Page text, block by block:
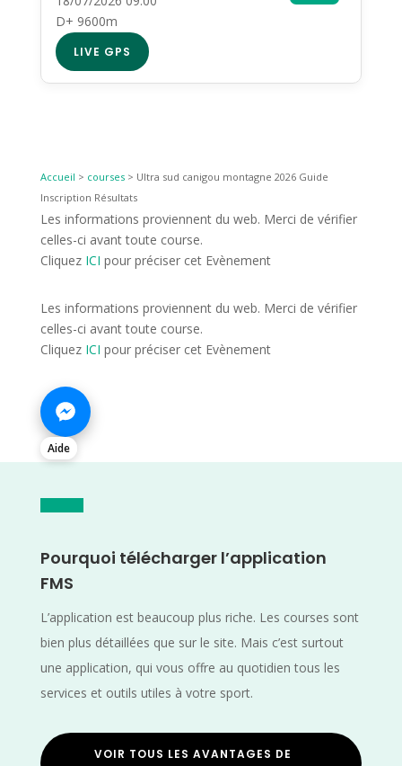
D+ 9600m
LIVE GPS
Accueil > courses> Ultra sud canigou montagne 2026 Guide
Inscription Résultats
Les informations proviennent du web. Merci de vérifier
celles-ci avant toute course.
Cliquez ICI pour préciser cet Evènement
Les informations proviennent du web. Merci de vérifier
celles-ci avant toute course.
Cliquez ICI pour préciser cet Evènement
Aide
Pourquoi télécharger l’application
FMS
L’application est beaucoup plus riche. Les courses sont
bien plus détaillées que sur le site. Mais c’est surtout
une application, qui vous offre au quotidien tous les
services et outils utiles à votre sport.
VOIR TOUS LES AVANTAGES DE